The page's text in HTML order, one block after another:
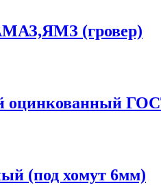
(гровер)
оцинкованный
(под хомут 6мм)